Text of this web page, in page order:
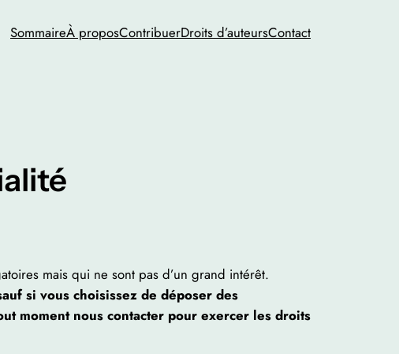
SommaireÀ proposContribuerDroits d’auteursContact
mais qui ne sont pas d’un grand intérêt.
si vous choisissez de déposer des
moment nous contacter pour exercer les droits